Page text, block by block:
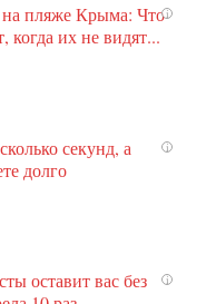
i
пляже Крыма: Что
их не видят...
i
секунд, а
долго
i
оставит вас без